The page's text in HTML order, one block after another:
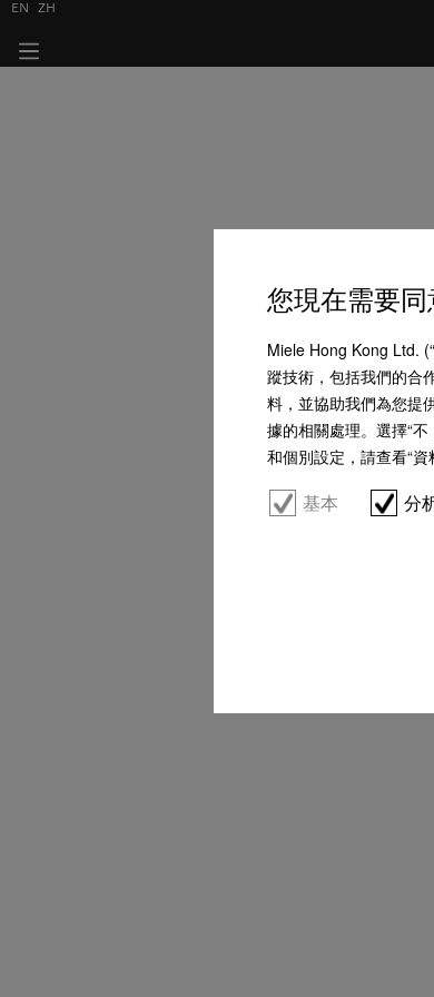
EN ZH
您現在需要同
Miele Hong Kong Ltd.
蹤技術，包括我們的合
料，並協助我們為您提
據的相關處理。選擇“
和個別設定，請查看“資
基本 分